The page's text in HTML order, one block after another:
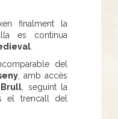
finalment la
es continua
del
, amb accès
, seguint la
el trencall del